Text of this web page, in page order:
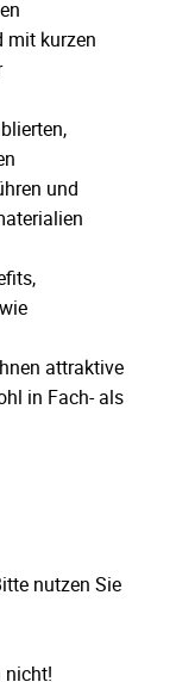
mit kurzen
und
attraktive
in Fach- als
nutzen Sie
nicht!